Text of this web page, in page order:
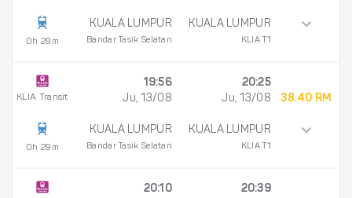
0h 29m
KUALA LUMPUR
Bandar Tasik Selatan
KUALA LUMPUR
KLIA T1
KLIA Transit
0h 29m
19:56
Ju, 13/08
KUALA LUMPUR
Bandar Tasik Selatan
20:25
Ju, 13/08
KUALA LUMPUR
KLIA T1
38.40 RM
20:10
20:39